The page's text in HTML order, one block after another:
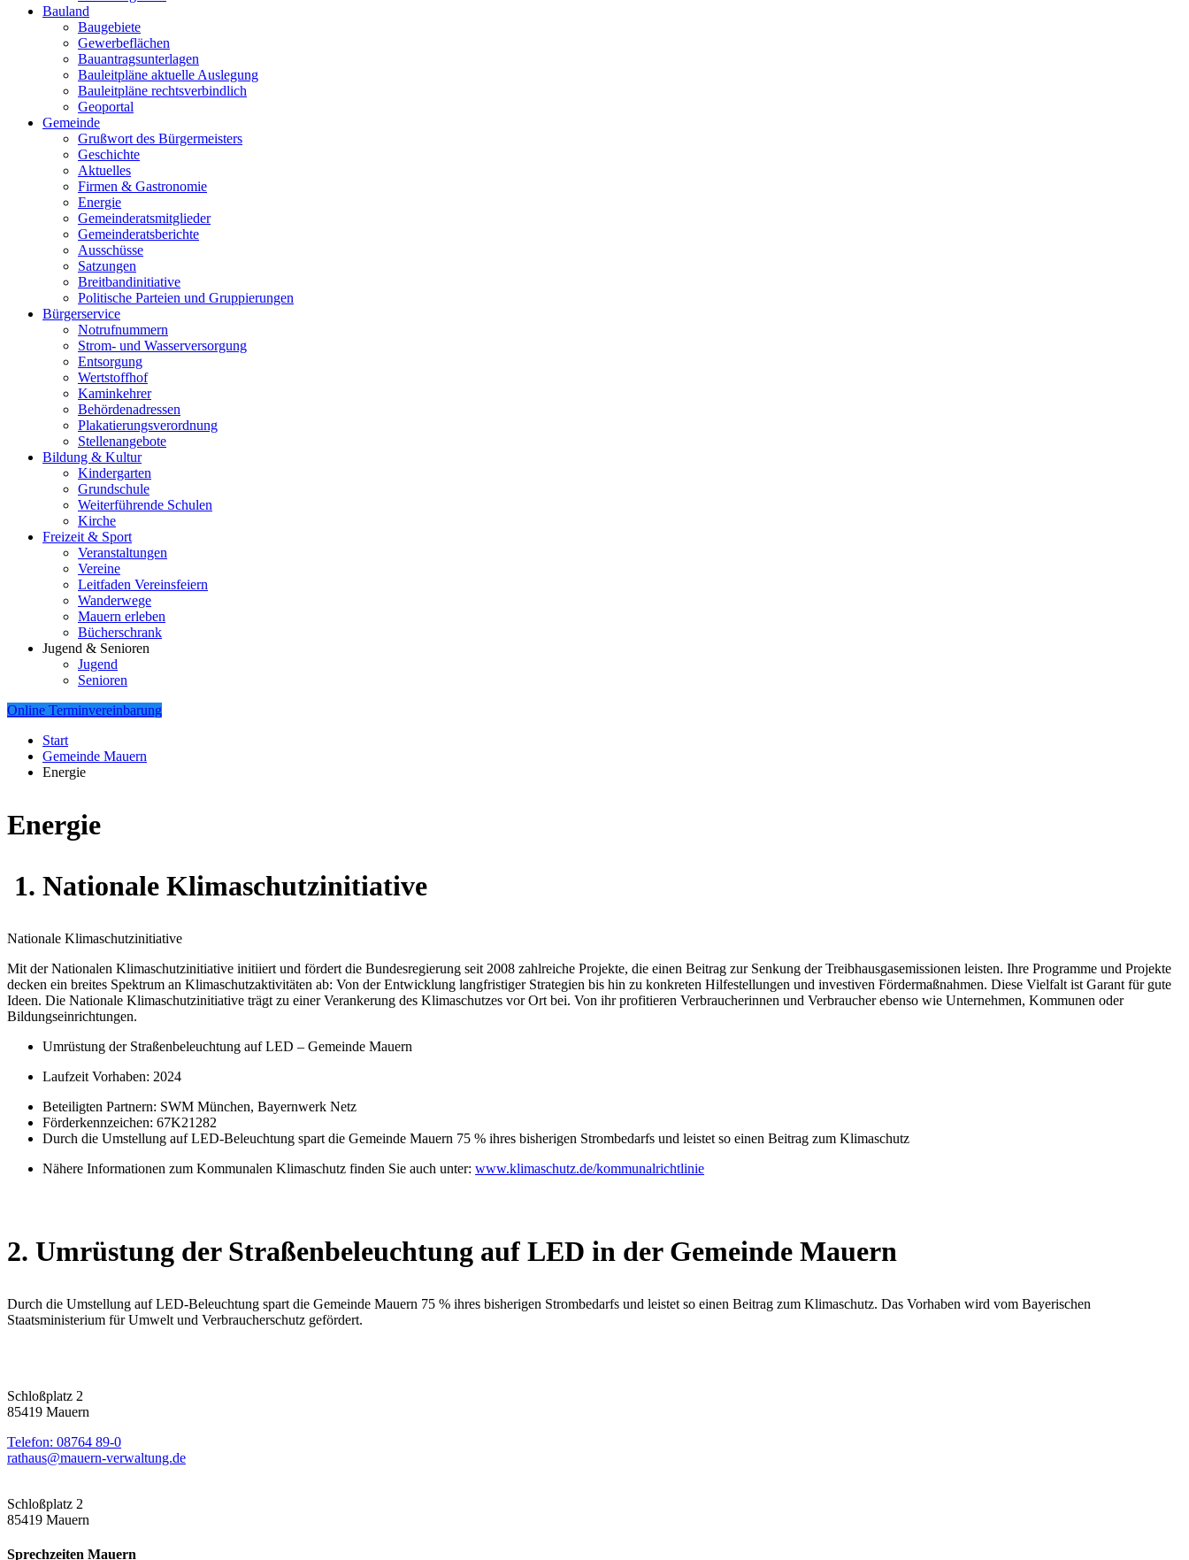
Bauland
Baugebiete
Gewerbeflächen
Bauantragsunterlagen
Bauleitpläne aktuelle Auslegung
Bauleitpläne rechtsverbindlich
Geoportal
Gemeinde
Grußwort des Bürgermeisters
Geschichte
Aktuelles
Firmen & Gastronomie
Energie
Gemeinderatsmitglieder
Gemeinderatsberichte
Ausschüsse
Satzungen
Breitbandinitiative
Politische Parteien und Gruppierungen
Bürgerservice
Notrufnummern
Strom- und Wasserversorgung
Entsorgung
Wertstoffhof
Kaminkehrer
Behördenadressen
Plakatierungsverordnung
Stellenangebote
Bildung & Kultur
Kindergarten
Grundschule
Weiterführende Schulen
Kirche
Freizeit & Sport
Veranstaltungen
Vereine
Leitfaden Vereinsfeiern
Wanderwege
Mauern erleben
Bücherschrank
Jugend & Senioren
Jugend
Senioren
Online Terminvereinbarung
Start
Gemeinde Mauern
Energie
Energie
Nationale Klimaschutzinitiative
Nationale Klimaschutzinitiative
Mit der Nationalen Klimaschutzinitiative initiiert und fördert die Bundesregierung seit 2008 zahlreiche Projekte, die einen Beitrag zur Senkung der Treibhausgasemissionen leisten. Ihre Programme und Projekte
decken ein breites Spektrum an Klimaschutzaktivitäten ab: Von der Entwicklung langfristiger Strategien bis hin zu konkreten Hilfestellungen und investiven Fördermaßnahmen. Diese Vielfalt ist Garant für gute
Ideen. Die Nationale Klimaschutzinitiative trägt zu einer Verankerung des Klimaschutzes vor Ort bei. Von ihr profitieren Verbraucherinnen und Verbraucher ebenso wie Unternehmen, Kommunen oder
Bildungseinrichtungen.
Umrüstung der Straßenbeleuchtung auf LED – Gemeinde Mauern
Laufzeit Vorhaben: 2024
Beteiligten Partnern: SWM München, Bayernwerk Netz
Förderkennzeichen: 67K21282
Durch die Umstellung auf LED-Beleuchtung spart die Gemeinde Mauern 75 % ihres bisherigen Strombedarfs und leistet so einen Beitrag zum Klimaschutz
Nähere Informationen zum Kommunalen Klimaschutz finden Sie auch unter: www.klimaschutz.de/kommunalrichtlinie
2. Umrüstung der Straßenbeleuchtung auf LED in der Gemeinde Mauern
Durch die Umstellung auf LED-Beleuchtung spart die Gemeinde Mauern 75 % ihres bisherigen Strombedarfs und leistet so einen Beitrag zum Klimaschutz. Das Vorhaben wird vom Bayerischen
Staatsministerium für Umwelt und Verbraucherschutz gefördert.
Schloßplatz 2
85419 Mauern
Telefon: 08764 89-0
rathaus@mauern-verwaltung.de
Schloßplatz 2
85419 Mauern
Sprechzeiten Mauern